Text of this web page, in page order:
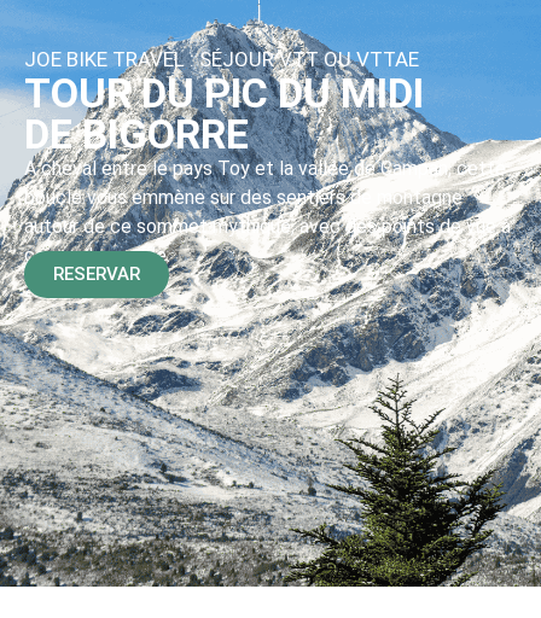
JOE BIKE TRAVEL : SÉJOUR VTT OU VTTAE
TOUR DU PIC DU MIDI
DE BIGORRE
A cheval entre le pays Toy et la vallée de Campan, cette
boucle vous emmène sur des sentiers de montagne
autour de ce sommet mythique, avec des points de vue à
couper le souffle.
RESERVAR